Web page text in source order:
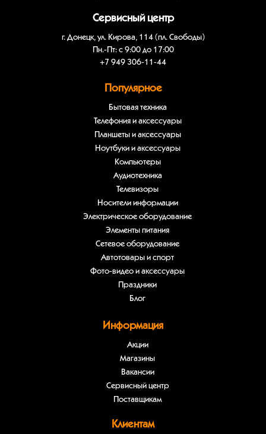
Сервисный центр
г. Донецк, ул. Кирова, 114 (пл. Свободы)
Пн.-Пт: с 9:00 до 17:00
+7 949 306-11-44
Популярное
Бытовая техника
Телефония и аксессуары
Планшеты и аксессуары
Ноутбуки и аксессуары
Компьютеры
Аудиотехника
Телевизоры
Носители информации
Электрическое оборудование
Элементы питания
Сетевое оборудование
Автотовары и спорт
Фото-видео и аксессуары
Праздники
Блог
Информация
Акции
Магазины
Вакансии
Сервисный центр
Поставщикам
Клиентам